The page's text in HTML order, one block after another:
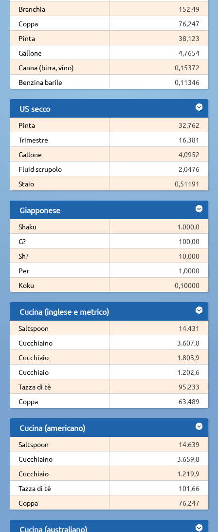
Branchia
152,49
Coppa
76,247
Pinta
38,123
Gallone
4,7654
Canna (birra, vino)
0,15372
Benzina barile
0,11346
US secco
Pinta
32,762
Trimestre
16,381
Gallone
4,0952
Fluid scrupolo
2,0476
Staio
0,51191
Giapponese
Shaku
1.000,0
G?
100,00
Sh?
10,000
Per
1,0000
Koku
0,10000
Cucina (inglese e metrico)
Saltspoon
14.431
Cucchiaino
3.607,8
Cucchiaio
1.803,9
Cucchiaio
1.202,6
Tazza di tè
95,233
Coppa
63,489
Cucina (americano)
Saltspoon
14.639
Cucchiaino
3.659,8
Cucchiaio
1.219,9
Tazza di tè
101,66
Coppa
76,247
Cucina (australiano)